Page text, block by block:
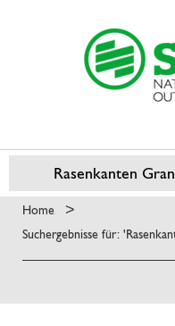
Home >
Suchergebnisse für: